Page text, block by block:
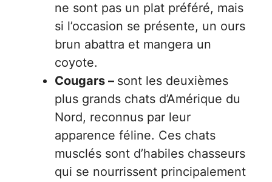
ne sont pas un plat préféré, mais
si l’occasion se présente, un ours
brun abattra et mangera un
coyote.
Cougars – sont les deuxièmes
plus grands chats d’Amérique du
Nord, reconnus par leur
apparence féline. Ces chats
musclés sont d’habiles chasseurs
qui se nourrissent principalement